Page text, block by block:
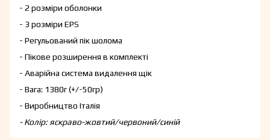
- 2 розміри оболонки
- 3 розміри EPS
- Регульований пік шолома
- Пікове розширення в комплекті
- Аварійна система видалення щік
- Вага: 1380г (+/-50гр)
- Виробництво Італія
- Колір: яскраво-жовтий/червоний/синій